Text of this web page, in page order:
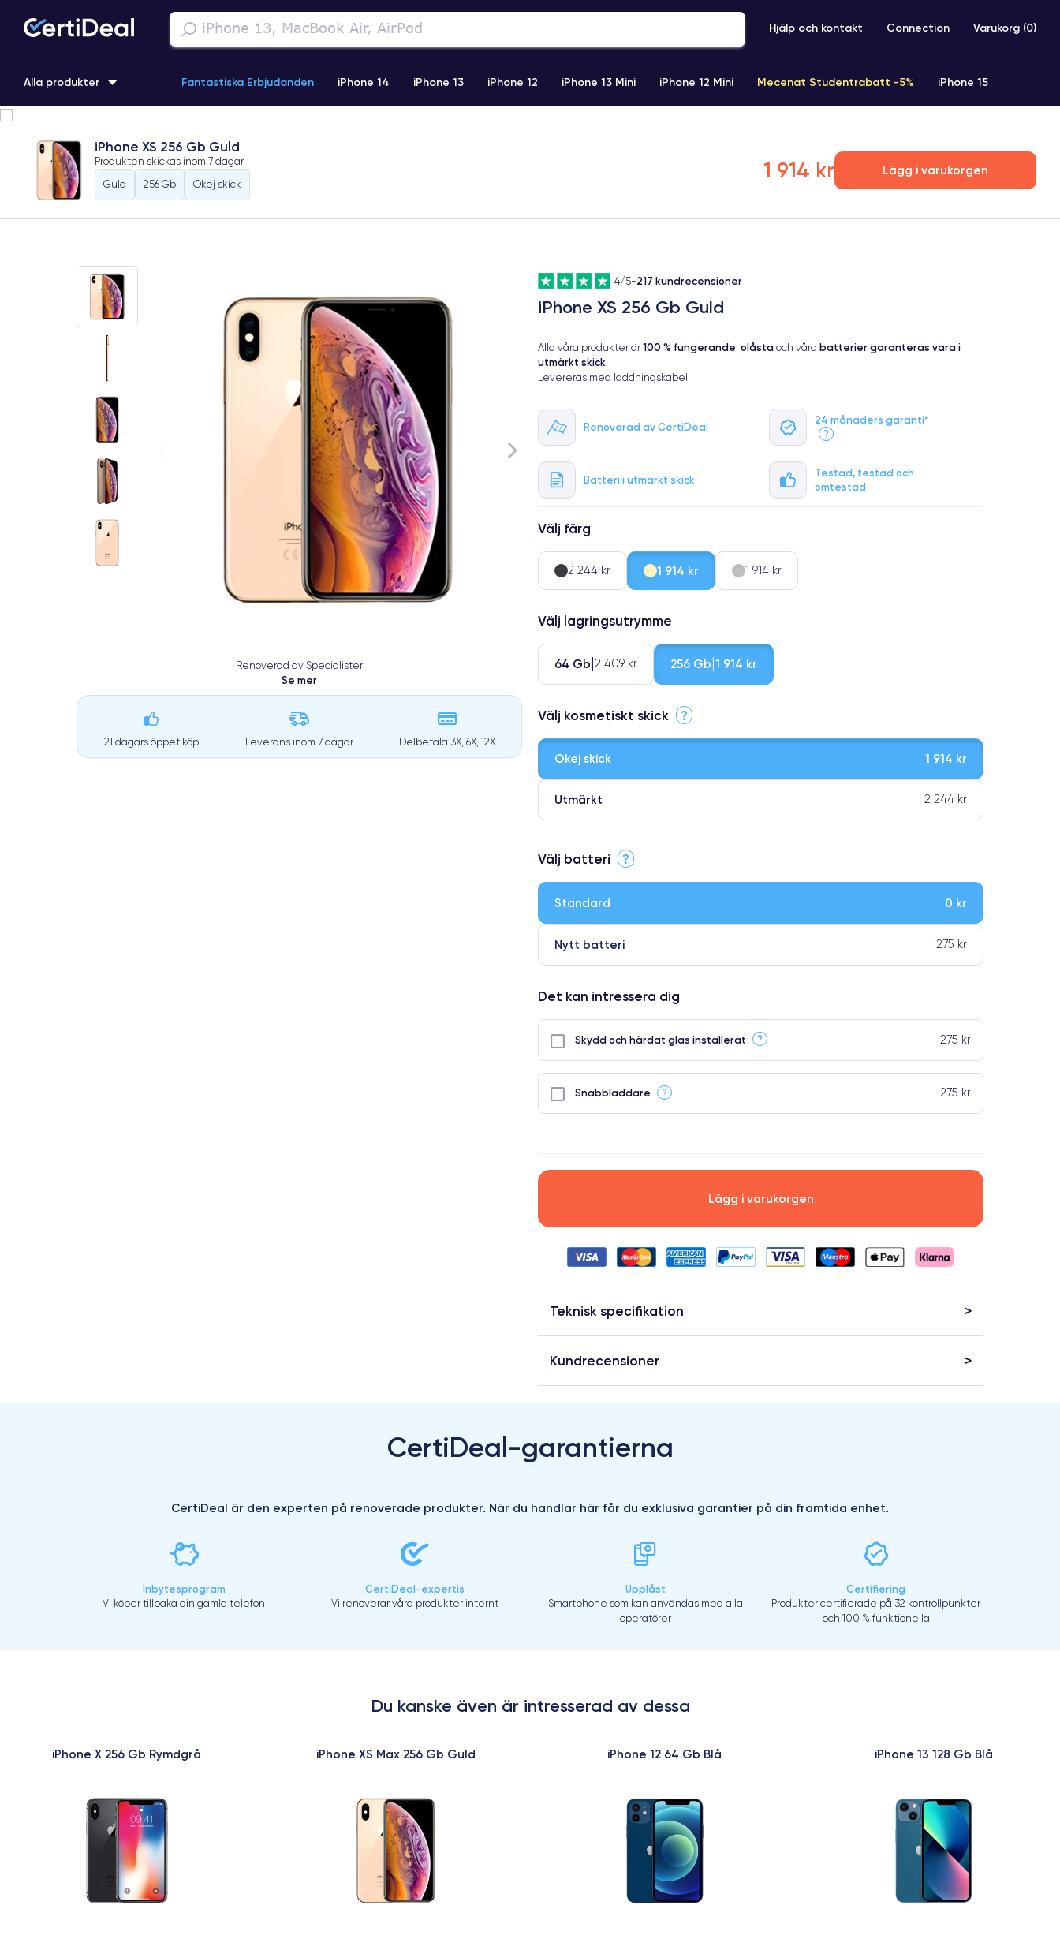
Hjälp och kontakt Connection Varukorg (0)
Alla produkter Fantastiska Erbjudanden iPhone 14 iPhone 13 iPhone 12 iPhone 13 Mini iPhone 12 Mini Mecenat Studentrabatt -5% iPhone 15
iPhone 11 Pro iPhone 15 Pro
iPhone XS 256 Gb Guld
Produkten skickas inom 7 dagar
Guld
256 Gb Okej skick
1 914 kr Lägg i varukorgen
Renoverad av Specialister
Se mer
21 dagars öppet köp Leverans inom 7 dagar Delbetala 3X, 6X, 12X
4/5-217 kundrecensioner
iPhone XS 256 Gb Guld
Alla våra produkter är 100 % fungerande olåsta och våra batterier garanteras vara i
utmärkt skick
Levereras med laddningskabel.
Renoverad av CertiDeal
24 månaders garanti*
?
Batteri i utmärkt skick
Testad, testad och
omtestad
Välj färg
2 244 kr 1 914 kr 1 914 kr
Välj lagringsutrymme
64 Gb 2 409 kr 256 Gb 1 914 kr
Välj kosmetiskt skick ?
Okej skick 1 914 kr
Utmärkt 2 244 kr
⭐ Premium
Välj batteri ?
Standard 0 kr
Nytt batteri 275 kr
Det kan intressera dig
Skydd och härdat glas installerat ? 275 kr
Snabbladdare ? 275 kr
Lägg i varukorgen
Teknisk specifikation
Kundrecensioner
CertiDeal-garantierna
CertiDeal är den experten på renoverade produkter. När du handlar här får du exklusiva garantier på din framtida enhet.
Inbytesprogram
Vi köper tillbaka din gamla telefon
CertiDeal-expertis
Vi renoverar våra produkter internt
Upplåst
Smartphone som kan användas med alla
operatörer
Certifiering
Produkter certifierade på 32 kontrollpunkter
och 100 % funktionella
Du kanske även är intresserad av dessa
iPhone X 256 Gb Rymdgrå iPhone XS Max 256 Gb Guld iPhone 12 64 Gb Blå iPhone 13 128 Gb Blå